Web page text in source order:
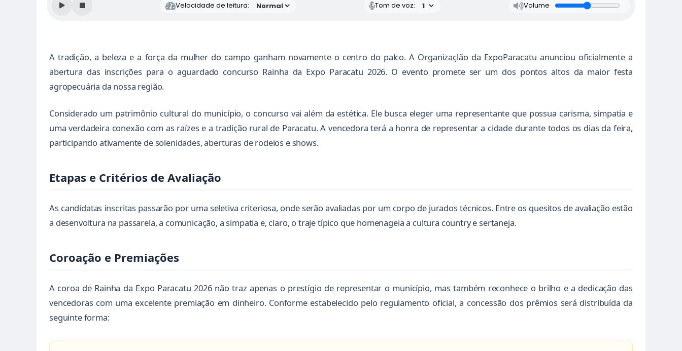
Velocidade de leitura: Tom de voz: Volume
A tradição, a beleza e a força da mulher do campo ganham novamente o centro do palco. A Organizaçlão da ExpoParacatu anunciou oficialmente a
abertura das inscrições para o aguardado concurso Rainha da Expo Paracatu 2026. O evento promete ser um dos pontos altos da maior festa
agropecuária da nossa região.
Considerado um patrimônio cultural do município, o concurso vai além da estética. Ele busca eleger uma representante que possua carisma, simpatia e
uma verdadeira conexão com as raízes e a tradição rural de Paracatu. A vencedora terá a honra de representar a cidade durante todos os dias da feira,
participando ativamente de solenidades, aberturas de rodeios e shows.
Etapas e Critérios de Avaliação
As candidatas inscritas passarão por uma seletiva criteriosa, onde serão avaliadas por um corpo de jurados técnicos. Entre os quesitos de avaliação estão
a desenvoltura na passarela, a comunicação, a simpatia e, claro, o traje típico que homenageia a cultura country e sertaneja.
Coroação e Premiações
A coroa de Rainha da Expo Paracatu 2026 não traz apenas o prestígio de representar o município, mas também reconhece o brilho e a dedicação das
vencedoras com uma excelente premiação em dinheiro. Conforme estabelecido pelo regulamento oficial, a concessão dos prêmios será distribuída da
seguinte forma: